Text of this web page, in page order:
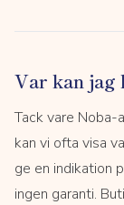
Var kan jag
Tack vare Noba-
kan vi ofta visa
ge en indikation
ingen garanti.